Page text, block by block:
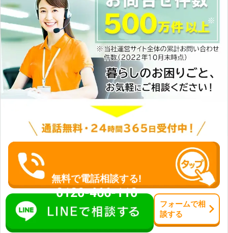
無料で電話相談する!
0120-466-110
フォームで相
談する